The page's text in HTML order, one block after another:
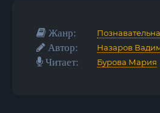
Жанр:
Автор: Назаров
Читает: Бурова Мария